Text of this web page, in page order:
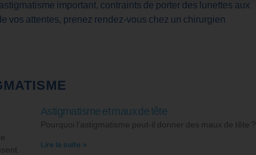
important, contraints de porter des lunettes aux
vos attentes, prenez rendez-vous chez un chirurgien
Astigmatisme et maux de tête
Pourquoi l’astigmatisme peut-il donner des maux de tête ?
Lire la suite »